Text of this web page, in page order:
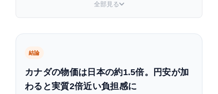
旅行・留学・ワーホリ別｜生活費シミュレーショ
カナダ旅行の準備に役立つガイドブック
カナダの物価が高い3つの理由
全部見る
結論
カナダの物価は日本の約1.5倍。円安が加
わると実質2倍近い負担感に